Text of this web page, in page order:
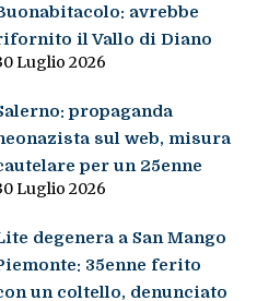
avrebbe
il Vallo di Diano
Luglio 2026
propaganda
sul web, misura
per un 25enne
Luglio 2026
degenera a San Mango
35enne ferito
un coltello, denunciato